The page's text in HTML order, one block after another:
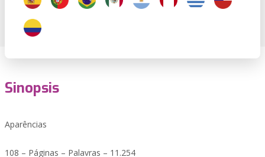
Sinopsis
Aparências
108 – Páginas – Palavras – 11.254